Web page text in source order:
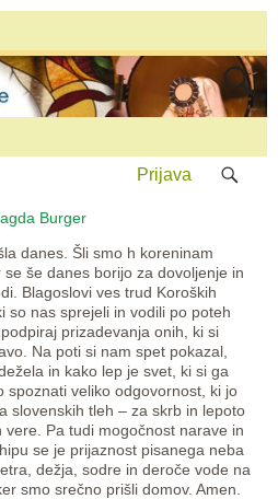
Prijava
Burger
danes. Šli smo h koreninam
še danes borijo za dovoljenje in
Blagoslovi ves trud Koroških
so nas sprejeli in vodili po poteh
prizadevanja onih, ki si
Na poti si nam spet pokazal,
in kako lep je svet, ki si ga
spoznati veliko odgovornost, ki jo
slovenskih tleh – za skrb in lepoto
Pa tudi mogočnost narave in
se je prijaznost pisanega neba
dežja, sodre in deroče vode na
smo srečno prišli domov. Amen.